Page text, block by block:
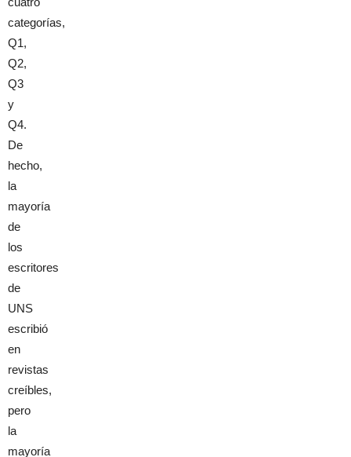
categorías,
Q1,
Q2,
Q3
y
Q4.
De
hecho,
la
mayoría
de
los
escritores
de
UNS
escribió
en
revistas
creíbles,
pero
la
mayoría